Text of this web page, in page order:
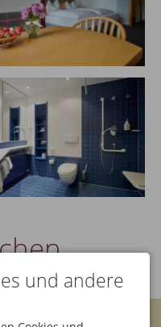
...
und andere